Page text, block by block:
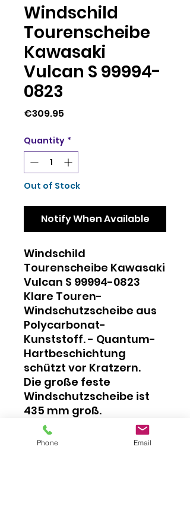
Windschild
Tourenscheibe
Kawasaki
Vulcan S 99994-
0823
€309.95
Quantity *
Out of Stock
Notify When Available
Windschild
Tourenscheibe Kawasaki
Vulcan S 99994-0823
Klare Touren-
Windschutzscheibe aus
Polycarbonat-
Kunststoff. - Quantum-
Hartbeschichtung
schützt vor Kratzern.
Die große feste
Windschutzscheibe ist
435 mm groß.
Erfordert
Windschutzscheibenhal
Phone Email